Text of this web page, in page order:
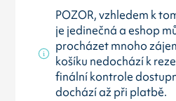
POZOR, vzhledem k
je jedinečná a eshop
procházet mnoho
košíku nedochází k
finální kontrole
dochází až při platbě.